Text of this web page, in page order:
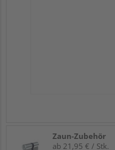
Zaun-Zubehör
ab 21,95 € / Stk.